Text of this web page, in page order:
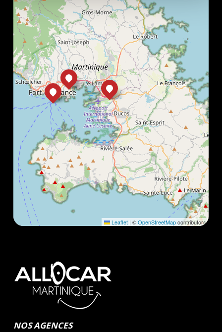
Leaflet | ©OpenStreetMapcontributors
NOS AGENCES